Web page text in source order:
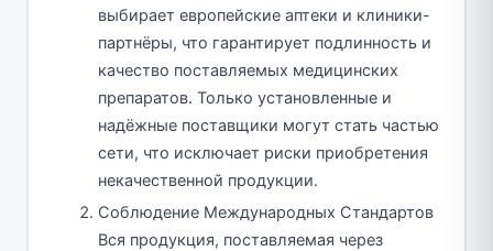
выбирает европейские аптеки и клиники-
партнёры, что гарантирует подлинность и
качество поставляемых медицинских
препаратов. Только установленные и
надёжные поставщики могут стать частью
сети, что исключает риски приобретения
некачественной продукции.
Соблюдение Международных Стандартов
Вся продукция, поставляемая через